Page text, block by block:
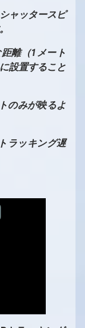
ャッタースピ
離（1メート
設置すること
のみが映るよ
ラッキング遅